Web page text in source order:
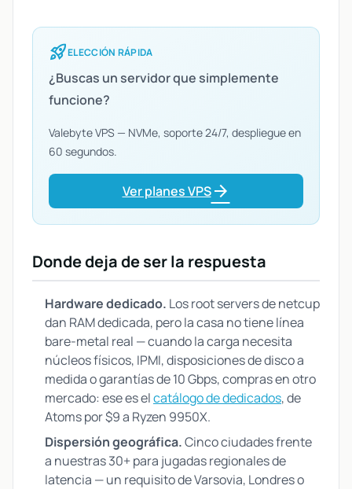
rocket_launchELECCIÓN RÁPIDA
¿Buscas un servidor que simplemente
funcione?
Valebyte VPS — NVMe, soporte 24/7, despliegue en
60 segundos.
Ver planes VPSarrow_forward
Donde deja de ser la respuesta
Hardware dedicado. Los root servers de netcup
dan RAM dedicada, pero la casa no tiene línea
bare-metal real — cuando la carga necesita
núcleos físicos, IPMI, disposiciones de disco a
medida o garantías de 10 Gbps, compras en otro
mercado: ese es elcatálogo de dedicados, de
Atoms por $9 a Ryzen 9950X.
Dispersión geográfica.Cinco ciudades frente
a nuestras 30+ para jugadas regionales de
latencia — un requisito de Varsovia, Londres o